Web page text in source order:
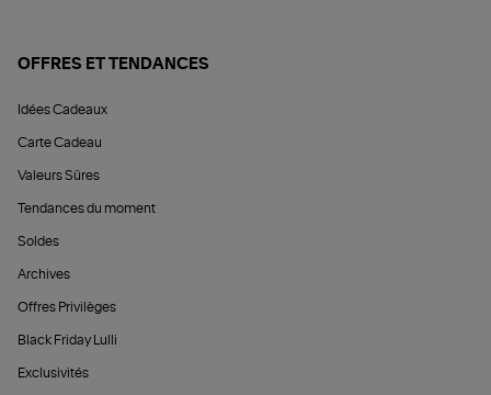
OFFRES ET TENDANCES
Idées Cadeaux
Carte Cadeau
Valeurs Sûres
Tendances du moment
Soldes
Archives
Offres Privilèges
Black Friday Lulli
Exclusivités